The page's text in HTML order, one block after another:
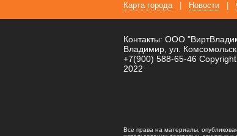
Карта города Новости
Контакты: ООО
Владимир, ул.
+7(900) 588-65-46
2022
Все права на материалы,